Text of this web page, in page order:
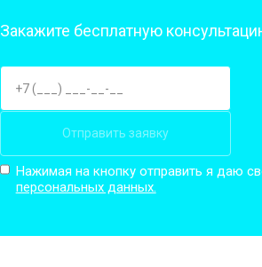
Закажите бесплатную
Отправить заявку
Нажимая на кнопку отправить я даю
персональных данных.